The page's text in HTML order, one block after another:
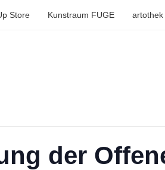
Store Kunstraum FUGE artothek
der